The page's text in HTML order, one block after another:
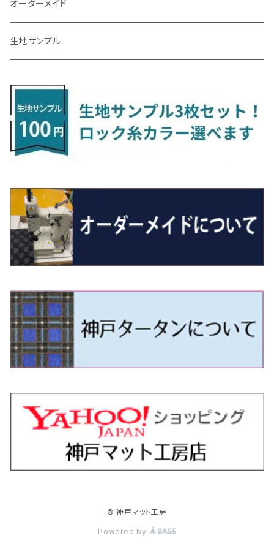
アリオン
H23/10～R3/3 260系
アルファード/ヴェルファイアＨＶ
H27/1～R5/6 30系
R5/6～ 40系
H24/4～29/10 20系
ヴィッツ
H22/12～R2/3 130系
ヴォクシー
H26/1～R4/1 80系
R4/1～ 90系
エスクァイア
H26/10～R3/12 80系
エスティマ
H18/1～H24/5（前期）
H24/5～R1/10（後期）
エスティマ・ハイブリッド
H18/6～H24/5（前期）
H24/5～R1/10（後期）
オーリス
H24/8～H30/3 180系
カムリ
H24/5～ 160系
カローラ・クロス
カローラ・スポーツ
ＬＸ
H27/9～R3/10 URJ201W
ＮＸ
R3/11～ 20系
H26/10～
ＲＸ
H27/10～R4/7 20系5人乗
H29/12～R4/7 20系7人乗
R4/11～ 10系
ＵＸ
H30/11～
H24/6～ E26 5・6人乗
キューブ
H14/10～R2/3 Z11・Z12
キックス
R2/6~R8/6 15系(e-POWER)
R8/6～ 16系
H11/6～H16/10 Y34
サクラ
R4/5～ B6AW
シーマ
H13/1～R4/8 F50・Y51
シルビア
H3/1～H11/1 S13・S14
H11/1～H14/11 S15
シルフィ
H24/12～R3/10 TB17
ジューク
H22/6～R2/6 F15
スカイライン
H13/6～H18/11 V35
H26/2～ V37
スカイライン・クロスオーバー
H11/6～H16/10 Y34
H1/6～H11/6 Y30
セレナ
H22/11～H28/9 C26
H26/9～ S500系
シフォン
H28/12～R1/7 LA600/610
ジャスティ
H23/5～ LA100系
ソルテラ
R4/5~ XEAM10X・YEAM15X
ディアスワゴン
H21/9～R2/4 S300系
トレジア
H22/11～H28/3 120系
フォレスター
H14/2～ SG/SH/SJ/SK系
プレオ
H22/4～H30/3 L275/285
プレオプラス
H24/12～H29/5 LA300/310
レヴォーグ
H15/6～R2/8 BN/BM/BL系
レガシィアウトバック
H15/10～ BP/BR/BS/BT系
レガシィツーリングワゴン
ＭＸ－３０
R2/10～ DREJ3P
アクセラ/アクセラ・スポーツ
H24/11～R1/8 GJ系
キャロル
H27/1～ HB36/37/97S
キャロルエコ
H24/11～H27/1 HB35S
スクラム
H17/9～ DG64/DG17
スクラムトラック
H25/9～ DG16T
デミオ
H19/7～R1/7 DE/DJ系
ビアンテ
H20/7～30/3 CC系
ファミリア バン
H30/6～ 160系
H24/10～ MJ系
フレアクロスオーバー
H26/1～ MS系
タフト
R2/6～ LA900/910S
タント
R1/7～ LA650/660
H28/11～ M900系
ハイゼット・キャディー
H28/6～R3/9 LA700V
ハイゼット・カーゴ
H16/12～ S300/S700系
ハイゼット・トラック
H11/1～ S200/S500系
ブーン
H28/4～R5/12 M700系
ミラ
H18/12～ L275/285
ミラ・イース
H23/9～ LA300系
ミラ・ココア
H30/6～ LA550/560S
ムーヴ
H26/12～R5/7 LA150/160S
ムーヴキャンバス
エスクード
H17/5～H27/10 TA/TD系
エブリィ
H13/9～ DA系
クロスビー(XBEE)
H29/12～R7/10 MN71S
ジムニー
H3/6～ JA/JB系
ジムニーノマド
R7/4～ JC74W
ジムニーワイド/ジムニーシエラ
H10/1～H14/1 JB33/43W
H14/1～ JB43/74W
スイフト/スイフトスポーツ
H22/9～ スイフト
H23/12～
スペーシア/スペーシアカスタム/スペーシアギア
H25/3～R5/11
R5/11～ MK54S・MK94S
スペーシアベース
H23/1～H27/8 MA15S
H27/8～R2/12 MA26/36/46S
ハスラー
H26/1～ MR系
H31/3～ ｅｋクロス
ekクロスEV
R4/6～ B5AW
アイミーブ
H24/10～R2/12 GF系
アウトランダーＰＨＥＶ
H25/1～ GG/GN系 5人乗
エクリプスクロス/エクリプスクロスPHEV
H30/3～ GK/GL系
タウンボックス
H26/2～ DS17/64W
ディグニティ
H24/7～H29/1 BHGY51
デリカＤ：２
H23/3～ MB系
デリカＤ：３
H23/10～H31/4 BM20 7人乗
デリカＤ：５
R5/5～ B30系/BA系
パジェロ
H18/10～R1/8 7人乗ロング V90系
NBOXスラッシュ
H26/12～R2/2 JF1/2
NBOXジョイ
H24/11～R2/3 JG1・JG2
R2/11～ JG3・JG4
N-ONE e:
R7/9~ JG5
N-VAN
H30/7～ JJ1・JJ2
N-VAN e:
R6/10~ JJ3
N‐WGN/N‐WGNカスタム
H25/11～ JH1・JH2・JH3・JH4
S660
H27/4～R3/12 JW5
WR-V
R6/3～ DG5
ZR-V
H11/6～H30/7 バン HH5・HH6
H21/12～R3/4 トラック
アコード・アコードハイブリッド
H25/6～R2/2 CR系
R3/6～ CDD系
H16/4～28/1 １T系 トゥラン
シャラン
H23/2～ 7N系
Tクロス
R2/7～ A1D系
ティグアン
H20/9～H29/1 5NC系
トゥアレグ
H15/9～H30/4 7L/7P系
パサート
H23/5～H27/7 3CCAX
H27/7～ 3CC/3CD系
ザ・ビートル
H24/4～R3/4 16C系
ポロ
H21/10～H30/3 6RC系
H30/3～ AW系
Ｃクラス
H26/7～R4/2
ＣＬＡクラス
H27/6～R1/8
ＣＬＳクラス
H30/6～
Ｅクラス
H28/7～
ＧＬＡクラス
H26/5～R2/6
ＧＬＥクラス
R1/6～
Ｓクラス
H25/10～R3/10
Ｖクラス
H27/4～
ラグマット
ラグマットセカンド（L）
ラグマットミニ（S）
オーダーメイド
生地サンプル
© 神戸マット工房
Powered by